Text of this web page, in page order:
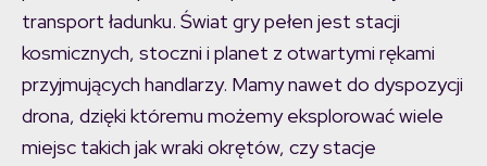
transport ładunku. Świat gry pełen jest stacji
kosmicznych, stoczni i planet z otwartymi rękami
przyjmujących handlarzy. Mamy nawet do dyspozycji
drona, dzięki któremu możemy eksplorować wiele
miejsc takich jak wraki okrętów, czy stacje